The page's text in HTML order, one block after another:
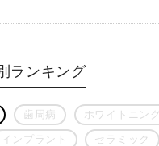
ランキング
歯周病 ホワイトニング
インプラント セラミック